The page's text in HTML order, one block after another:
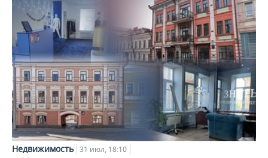
Недвижимость 31 июл, 18:10